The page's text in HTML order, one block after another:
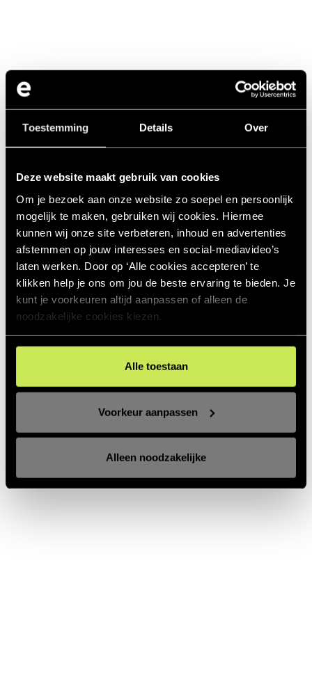
Toestemming Details Over
Deze website maakt gebruik van cookies
Om je bezoek aan onze website zo soepel en persoonlijk
mogelijk te maken, gebruiken wij cookies. Hiermee
kunnen wij onze site verbeteren, inhoud en advertenties
afstemmen op jouw interesses en social‑mediavideo’s
laten werken. Door op ‘Alle cookies accepteren’ te
klikken help je ons om jou de beste ervaring te bieden. Je
kunt je voorkeuren altijd aanpassen of alleen de
noodzakelijke cookies kiezen.
Alle toestaan
Voorkeur aanpassen
Alleen noodzakelijke